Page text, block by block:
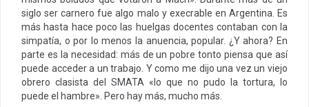
siglo ser carnero fue algo malo y execrable en Argentina. Es
más hasta hace poco las huelgas docentes contaban con la
simpatía, o por lo menos la anuencia, popular. ¿Y ahora? En
parte es la necesidad: más de un pobre tonto piensa que así
puede acceder a un trabajo. Y como me dijo una vez un viejo
obrero clasista del SMATA «lo que no pudo la tortura, lo
puede el hambre». Pero hay más, mucho más.